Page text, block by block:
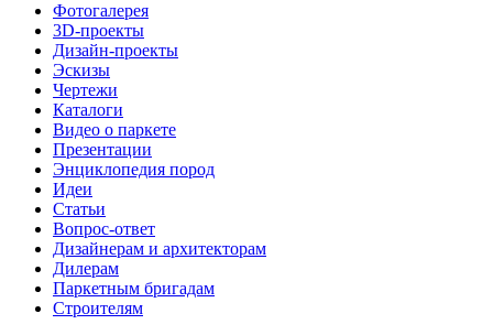
Фотогалерея
3D-проекты
Дизайн-проекты
Эскизы
Чертежи
Каталоги
Видео о паркете
Презентации
Энциклопедия пород
Идеи
Статьи
Вопрос-ответ
Дизайнерам и архитекторам
Дилерам
Паркетным бригадам
Строителям